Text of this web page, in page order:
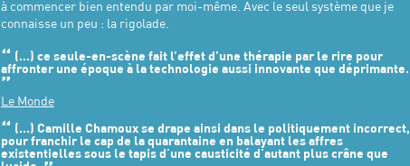
à commencer bien entendu par moi-même. Avec le seul système que je
connaisse un peu : la rigolade.
(…) ce seule-en-scène fait l’effet d’une thérapie par le rire pour
affronter une époque à la technologie aussi innovante que déprimante.
Le Monde
(...) Camille Chamoux se drape ainsi dans le politiquement incorrect,
pour franchir le cap de la quarantaine en balayant les affres
existentielles sous le tapis d'une causticité d'autant plus crâne que